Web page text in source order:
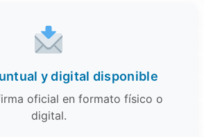
y digital disponible
oficial en formato físico o
digital.